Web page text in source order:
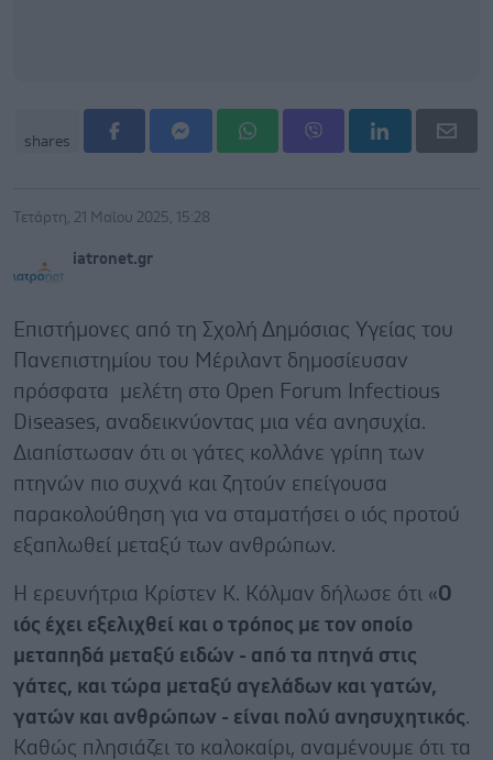
shares
Τετάρτη, 21 Μαΐου 2025, 15:28
iatronet.gr
Επιστήμονες από τη Σχολή Δημόσιας Υγείας του
Πανεπιστημίου του Μέριλαντ δημοσίευσαν
πρόσφατα μελέτη στο Open Forum Infectious
Diseases, αναδεικνύοντας μια νέα ανησυχία.
Διαπίστωσαν ότι οι γάτες κολλάνε γρίπη των
πτηνών πιο συχνά και ζητούν επείγουσα
παρακολούθηση για να σταματήσει ο ιός προτού
εξαπλωθεί μεταξύ των ανθρώπων.
Η ερευνήτρια Κρίστεν Κ. Κόλμαν δήλωσε ότι «Ο
ιός έχει εξελιχθεί και ο τρόπος με τον οποίο
μεταπηδά μεταξύ ειδών - από τα πτηνά στις
γάτες, και τώρα μεταξύ αγελάδων και γατών,
γατών και ανθρώπων - είναι πολύ ανησυχητικός.
Καθώς πλησιάζει το καλοκαίρι, αναμένουμε ότι τα